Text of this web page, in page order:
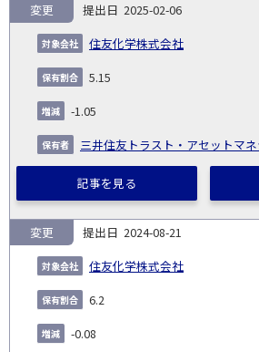
2025-02-06
住友化学株式会社
変更
5.15
-1.05
三井住友トラスト・アセットマ
記事を見る
2024-08-21
住友化学株式会社
変更
6.2
-0.08